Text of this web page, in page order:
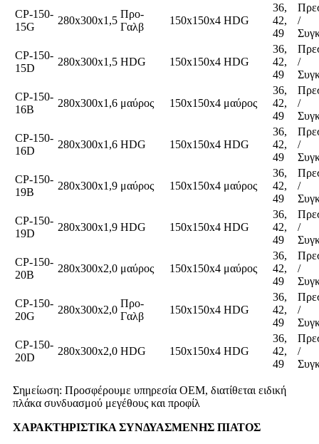
CP-150-
15G
280x300x1,5
Προ-
Γαλβ
150x150x4 HDG
36,
42,
49
/
CP-150-
15D
280x300x1,5 HDG 150x150x4 HDG
36,
42,
49
/
CP-150-
16B
280x300x1,6 μαύρος 150x150x4 μαύρος
36,
42,
49
/
CP-150-
16D
280x300x1,6 HDG 150x150x4 HDG
36,
42,
49
/
CP-150-
19B
280x300x1,9 μαύρος 150x150x4 μαύρος
36,
42,
49
/
CP-150-
19D
280x300x1,9 HDG 150x150x4 HDG
36,
42,
49
/
CP-150-
20B
280x300x2,0 μαύρος 150x150x4 μαύρος
36,
42,
49
/
CP-150-
20G
280x300x2,0
Προ-
Γαλβ
150x150x4 HDG
36,
42,
49
/
CP-150-
20D
280x300x2,0 HDG 150x150x4 HDG
36,
42,
49
/
Σημείωση: Προσφέρουμε υπηρεσία OEM, διατίθεται ειδική
πλάκα συνδυασμού μεγέθους και προφίλ
ΧΑΡΑΚΤΗΡΙΣΤΙΚΑ ΣΥΝΔΥΑΣΜΕΝΗΣ ΠΙΑΤΟΣ